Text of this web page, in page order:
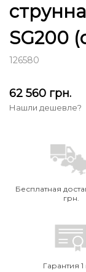
SG200
126580
62 560 грн.
Нашли дешевле?
Бесплатная
грн.
Гарантия 1